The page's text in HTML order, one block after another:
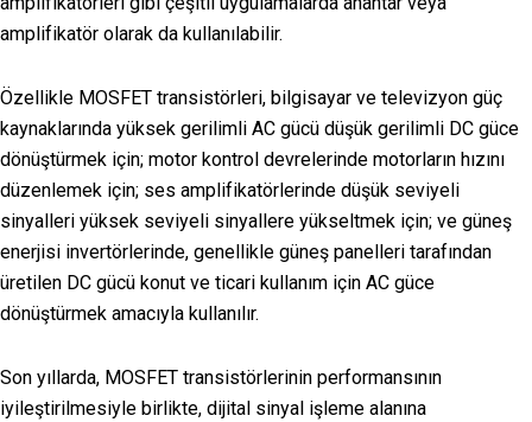
amplifikatör olarak da kullanılabilir.
Özellikle MOSFET transistörleri, bilgisayar ve televizyon güç
kaynaklarında yüksek gerilimli AC gücü düşük gerilimli DC güce
dönüştürmek için; motor kontrol devrelerinde motorların hızını
düzenlemek için; ses amplifikatörlerinde düşük seviyeli
sinyalleri yüksek seviyeli sinyallere yükseltmek için; ve güneş
enerjisi invertörlerinde, genellikle güneş panelleri tarafından
üretilen DC gücü konut ve ticari kullanım için AC güce
dönüştürmek amacıyla kullanılır.
Son yıllarda, MOSFET transistörlerinin performansının
iyileştirilmesiyle birlikte, dijital sinyal işleme alanına